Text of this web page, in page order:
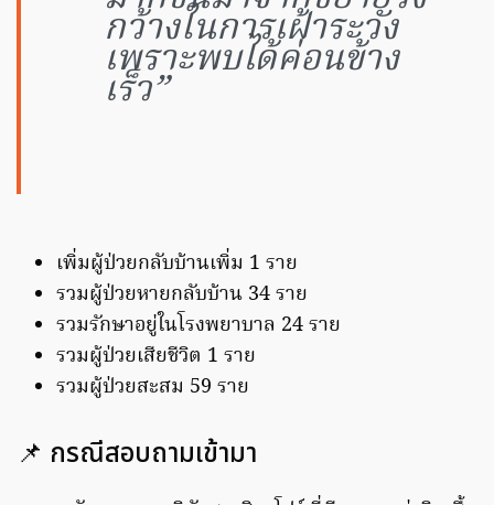
กว้างในการเฝ้าระวัง
เพราะพบได้ค่อนข้าง
เร็ว”
เพิ่มผู้ป่วยกลับบ้านเพิ่ม 1 ราย
รวมผู้ป่วยหายกลับบ้าน 34 ราย
รวมรักษาอยู่ในโรงพยาบาล 24 ราย
รวมผู้ป่วยเสียชีวิต 1 ราย
รวมผู้ป่วยสะสม 59 ราย
📌 กรณีสอบถามเข้ามา